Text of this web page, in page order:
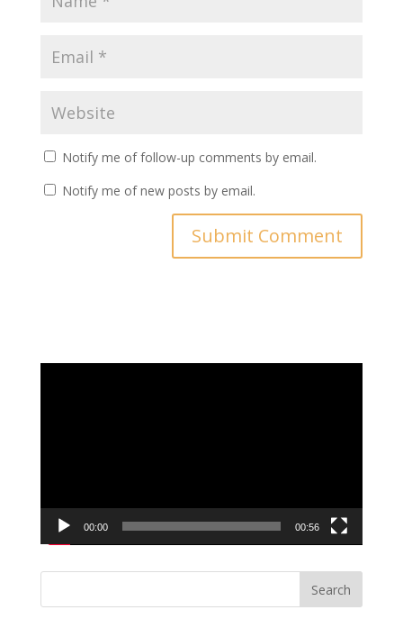
Notify me of follow-up comments by email.
Notify me of new posts by email.
00:00 00:56